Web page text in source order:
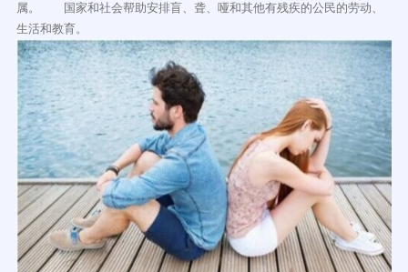
属。 国家和社会帮助安排盲、聋、哑和其他有残疾的公民的劳动、
生活和教育。